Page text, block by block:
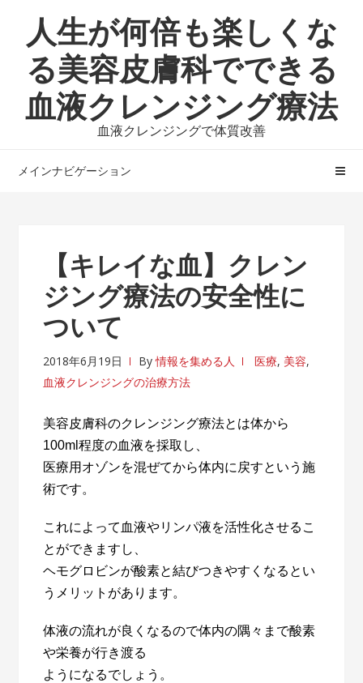
ゲ
ー
シ
ョ
ス
テ
ン
ツ
へ
ッ
人生が何倍も楽しくな
る美容皮膚科でできる
血液クレンジング療法
血液クレンジングで体質改善
メインナビゲーション
【キレイな血】クレン
ジング療法の安全性に
ついて
2018年6月19日 By情報を集める人 医療, 美容,
血液クレンジングの治療方法
美容皮膚科のクレンジング療法とは体から
100ml程度の血液を採取し、
医療用オゾンを混ぜてから体内に戻すという施
術です。
これによって血液やリンパ液を活性化させるこ
とができますし、
ヘモグロビンが酸素と結びつきやすくなるとい
うメリットがあります。
体液の流れが良くなるので体内の隅々まで酸素
や栄養が行き渡る
ようになるでしょう。